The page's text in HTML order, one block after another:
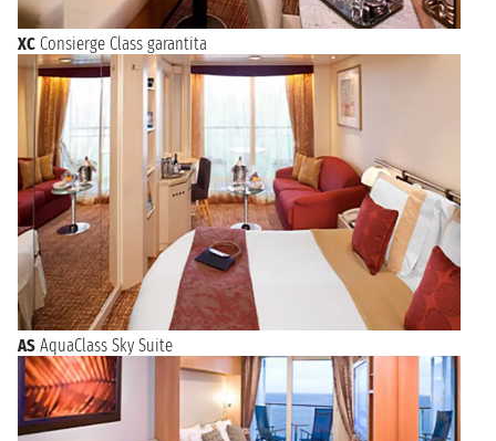
XC Consierge Class garantita
AS AquaClass Sky Suite